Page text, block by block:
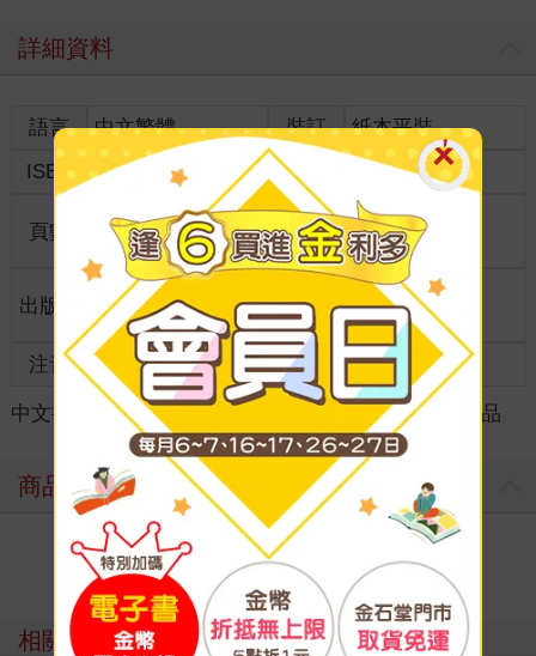
詳細資料
語言 中文繁體 裝訂
紙本平裝
ISBN
4711289625391 分級 普通級
頁數
商品規
格
7*5.5*0.1
出版地 台灣
齡
全齡適讀
注音 級別
中文書 漫畫 ＞ 周邊/畫冊/攻略 ＞ 日系動漫精品
商品評價
寫評價
相關主題